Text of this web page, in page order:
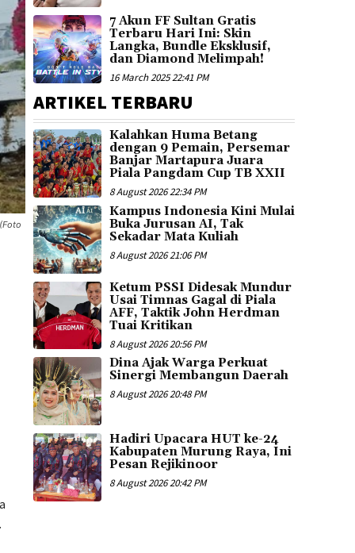
7 Akun FF Sultan Gratis
Terbaru Hari Ini: Skin
Langka, Bundle Eksklusif,
dan Diamond Melimpah!
16 March 2025 22:41 PM
ARTIKEL TERBARU
Kalahkan Huma Betang
dengan 9 Pemain, Persemar
Banjar Martapura Juara
Piala Pangdam Cup TB XXII
8 August 2026 22:34 PM
Kampus Indonesia Kini Mulai
Buka Jurusan AI, Tak
Sekadar Mata Kuliah
8 August 2026 21:06 PM
Ketum PSSI Didesak Mundur
Usai Timnas Gagal di Piala
AFF, Taktik John Herdman
Tuai Kritikan
8 August 2026 20:56 PM
Dina Ajak Warga Perkuat
Sinergi Membangun Daerah
8 August 2026 20:48 PM
Hadiri Upacara HUT ke-24
Kabupaten Murung Raya, Ini
Pesan Rejikinoor
8 August 2026 20:42 PM